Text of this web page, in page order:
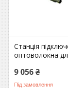
Станція
оптоволокна
9 056 ₴
Під замовлення